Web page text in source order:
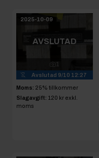
2025-10-09
AVSLUTAD
1
Avslutad 9/10 12:27
Moms: 25% tillkommer
Slagavgift: 120 kr exkl.
moms